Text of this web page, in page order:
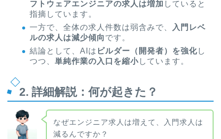
フトウェアエンジニアの求人は増加 していると
指摘しています。
一方で、全体の求人件数は弱含みで、
入門レベ
ルの求人は減少傾向 です。
結論として、AIは ビルダー（開発者）を強化し
つつ、 単純作業の入口を縮小しています。
2. 詳細解説：何が起きた？
なぜエンジニア求人は増えて、入門求人は
減るんですか？